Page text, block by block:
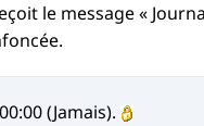
le message «
(Jamais).